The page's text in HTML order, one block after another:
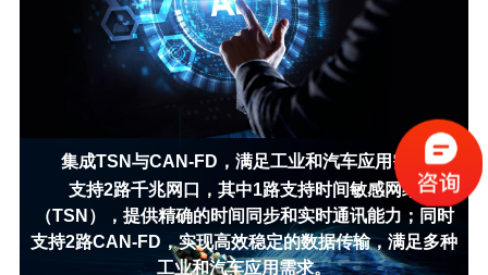
集成TSN与CAN-FD，满足工业和汽车应用需求
支持2路千兆网口，其中1路支持时间敏感网络
（TSN），提供精确的时间同步和实时通讯能力；同时
支持2路CAN-FD，实现高效稳定的数据传输，满足多种
工业和汽车应用需求。